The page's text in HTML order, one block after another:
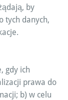
by
tych danych,
gdy ich
prawa do
b) w celu